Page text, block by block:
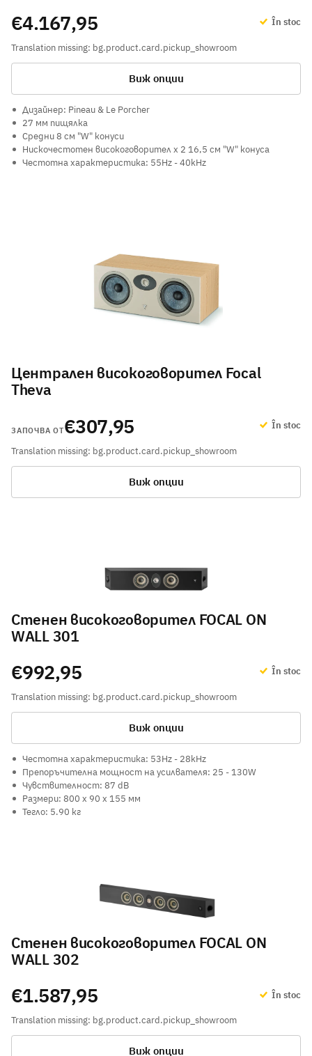
În stoc
Translation missing: bg.product.card.pickup_showroom
€4.167,95
Виж опции
Дизайнер: Pineau & Le Porcher
27 мм пищялка
Средни 8 см "W" конуси
Нискочестотен високоговорител x 2 16,5 см "W" конуса
Честотна характеристика: 55Hz - 40kHz
Централен високоговорител Focal
Theva
În stoc
Translation missing: bg.product.card.pickup_showroom
ЗАПОЧВА ОТ€307,95
Виж опции
Стенен високоговорител FOCAL ON
WALL 301
În stoc
Translation missing: bg.product.card.pickup_showroom
€992,95
Виж опции
Честотна характеристика: 53Hz - 28kHz
Препоръчителна мощност на усилвателя: 25 - 130W
Чувствителност: 87 dB
Размери: 800 х 90 х 155 мм
Тегло: 5.90 кг
Стенен високоговорител FOCAL ON
WALL 302
În stoc
Translation missing: bg.product.card.pickup_showroom
€1.587,95
Виж опции